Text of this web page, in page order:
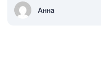
Анна